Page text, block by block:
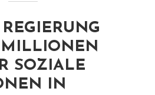
MILLIONEN
SOZIALE
IN